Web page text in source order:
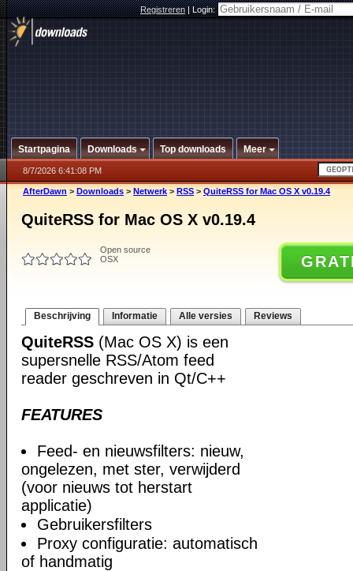
Registreren|Login:
Startpagina Downloads Top downloads Meer
8/7/2026 6:41:08 PM
AfterDawn > Downloads > Netwerk > RSS > QuiteRSS for Mac OS X v0.19.4
QuiteRSS for Mac OS X v0.19.4
Open source
OSX
Beschrijving Informatie Alle versies Reviews
QuiteRSS (Mac OS X) is een
supersnelle RSS/Atom feed
reader geschreven in Qt/С++
FEATURES
Feed- en nieuwsfilters: nieuw,
ongelezen, met ster, verwijderd
(voor nieuws tot herstart
applicatie)
Gebruikersfilters
Proxy configuratie: automatisch
of handmatig